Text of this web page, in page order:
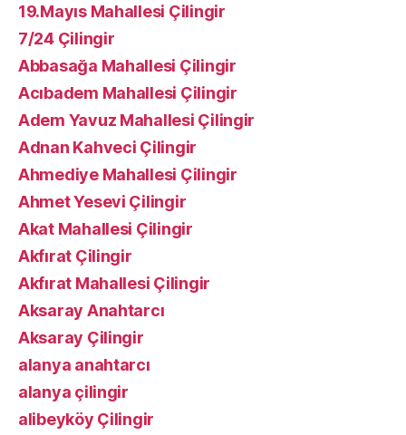
19.Mayıs Mahallesi Çilingir
7/24 Çilingir
Abbasağa Mahallesi Çilingir
Acıbadem Mahallesi Çilingir
Adem Yavuz Mahallesi Çilingir
Adnan Kahveci Çilingir
Ahmediye Mahallesi Çilingir
Ahmet Yesevi Çilingir
Akat Mahallesi Çilingir
Akfırat Çilingir
Akfırat Mahallesi Çilingir
Aksaray Anahtarcı
Aksaray Çilingir
alanya anahtarcı
alanya çilingir
alibeyköy Çilingir